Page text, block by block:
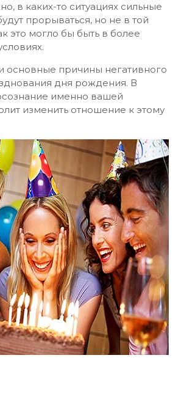
в каких-то ситуациях сильные
прорываться, но не в той
это могло бы быть в более
основные причины негативного
дня рождения. В
именно вашей
изменить отношение к этому